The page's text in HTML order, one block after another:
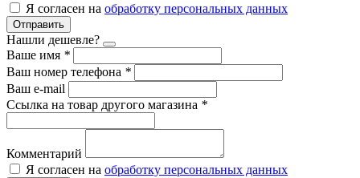
Я согласен на обработку персональных данных
Отправить
Нашли дешевле?
Ваше имя *
Ваш номер телефона *
Ваш e-mail
Ссылка на товар другого магазина *
Комментарий
Я согласен на обработку персональных данных